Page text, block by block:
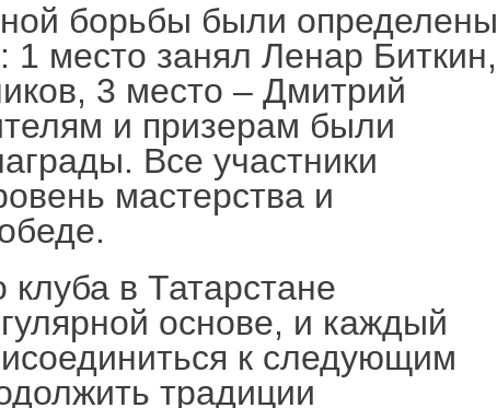
борьбы были определены
1 место занял Ленар Биткин,
3 место – Дмитрий
и призерам были
Все участники
мастерства и
в Татарстане
основе, и каждый
к следующим
традиции